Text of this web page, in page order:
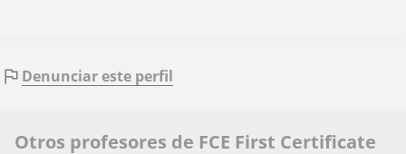
Denunciar este perfil
Otros profesores de FCE First Certificate